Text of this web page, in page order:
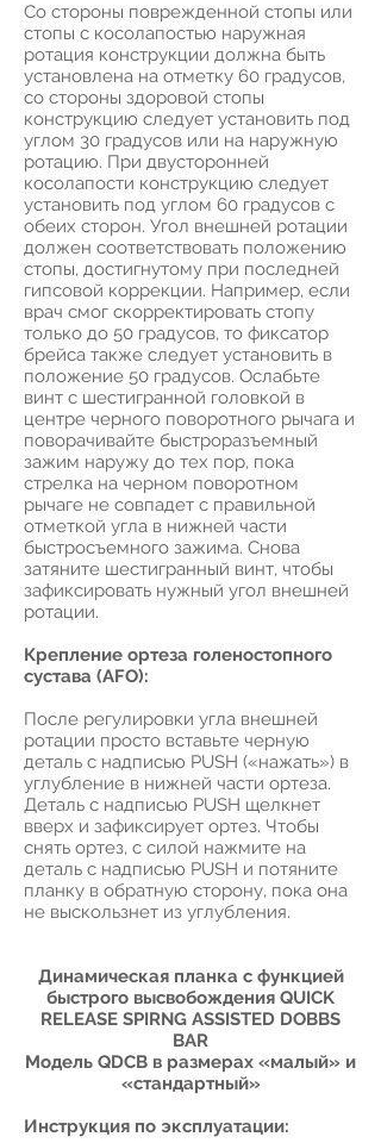
Со стороны поврежденной стопы или
стопы с косолапостью наружная
ротация конструкции должна быть
установлена на отметку 60 градусов,
со стороны здоровой стопы
конструкцию следует установить под
углом 30 градусов или на наружную
ротацию. При двусторонней
косолапости конструкцию следует
установить под углом 60 градусов с
обеих сторон. Угол внешней ротации
должен соответствовать положению
стопы, достигнутому при последней
гипсовой коррекции. Например, если
врач смог скорректировать стопу
только до 50 градусов, то фиксатор
брейса также следует установить в
положение 50 градусов. Ослабьте
винт с шестигранной головкой в
центре черного поворотного рычага и
поворачивайте быстроразъемный
зажим наружу до тех пор, пока
стрелка на черном поворотном
рычаге не совпадет с правильной
отметкой угла в нижней части
быстросъемного зажима. Снова
затяните шестигранный винт, чтобы
зафиксировать нужный угол внешней
ротации.
Крепление ортеза голеностопного
сустава (AFO):
После регулировки угла внешней
ротации просто вставьте черную
деталь с надписью PUSH («нажать») в
углубление в нижней части ортеза.
Деталь с надписью PUSH щелкнет
вверх и зафиксирует ортез. Чтобы
снять ортез, с силой нажмите на
деталь с надписью PUSH и потяните
планку в обратную сторону, пока она
не выскользнет из углубления.
Динамическая планка с функцией
быстрого высвобождения QUICK
RELEASE SPIRNG ASSISTED DOBBS
BAR
Модель QDCB в размерах «малый» и
«стандартный»
Инструкция по эксплуатации: